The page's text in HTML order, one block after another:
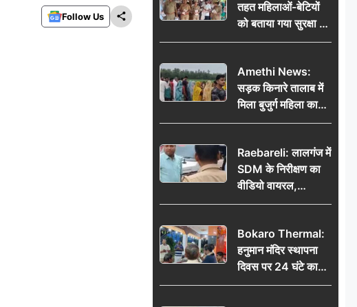
Follow Us
तहत महिलाओं-बेटियों
को बताया गया सुरक्षा के
अधिकार
Amethi News:
सड़क किनारे तालाब में
मिला बुजुर्ग महिला का
शव, संदिग्ध परिस्थितियों
Raebareli: लालगंज में
SDM के निरीक्षण का
वीडियो वायरल,
प्रशासनिक सक्रियता
कवायद?
Bokaro Thermal:
हनुमान मंदिर स्थापना
दिवस पर 24 घंटे का
अखंड हरि कीर्तन,